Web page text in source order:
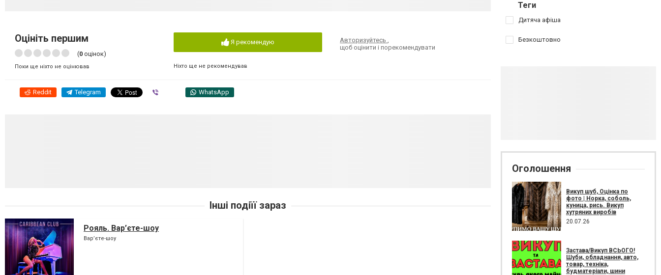
Оцініть першим
(0 оцінок)
Поки ще ніхто не оцінював
Я рекомендую
Ніхто ще не рекомендував
Авторизуйтесь
щоб оцінити і порекомендувати
Reddit Telegram WhatsApp
Інші подіїї зараз
Рояль. Вар’єте-шоу
Вар’єте-шоу
Теги
Дитяча афіша
Безкоштовно
Оголошення
Викуп шуб, Оцінка по
фото | Норка, соболь,
куница, рись. Викуп
хутряних виробів
20.07.26
Застава/Викуп ВСЬОГО!
Шуби, обладнання, авто,
товар, техніка,
будматеріали, шини